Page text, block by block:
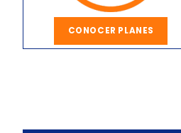
CONOCER PLANES